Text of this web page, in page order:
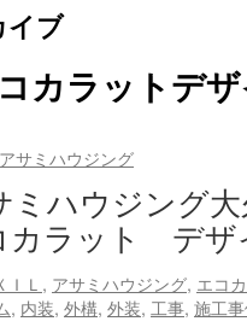
イブ
カラットデ
アサミハウジング
ミハウジング
カラット デ
ＩＬ , アサミハウジング, エコ
, 内装, 外構, 外装, 工事, 施工